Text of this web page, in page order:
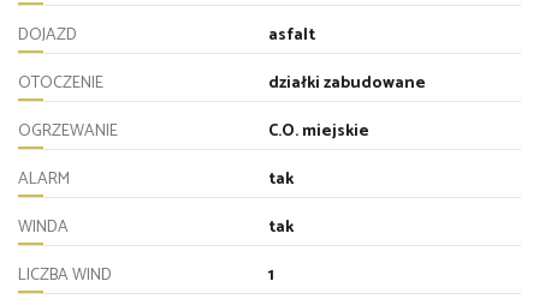
DOJAZD
asfalt
OTOCZENIE
działki zabudowane
OGRZEWANIE
C.O. miejskie
ALARM
tak
WINDA
tak
LICZBA WIND
1